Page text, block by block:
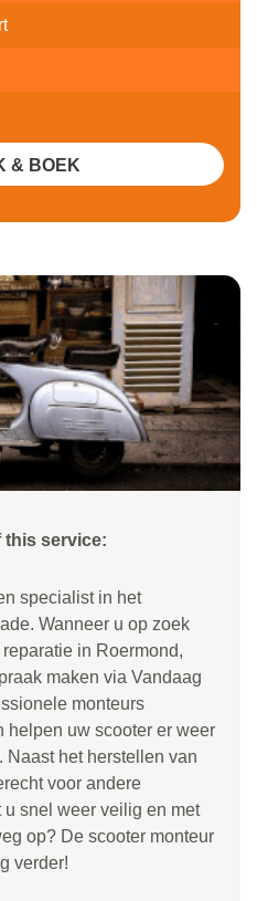
this service:
specialist in het
Wanneer u op zoek
in Roermond,
maken via Vandaag
monteurs
helpen uw scooter er weer
het herstellen van
voor andere
snel weer veilig en met
op? De scooter monteur
verder!
& BOEK